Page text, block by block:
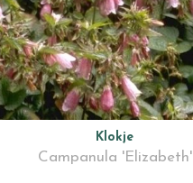
Klokje
Campanula 'Elizabeth'